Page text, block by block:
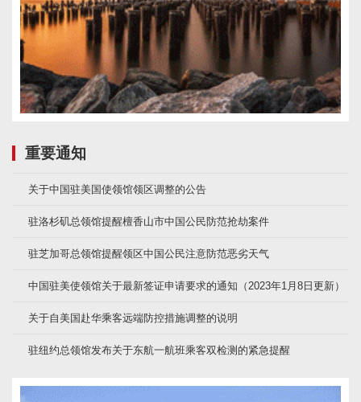
重要通知
关于中国驻美国使领馆领区调整的公告
驻洛杉矶总领馆提醒檀香山市中国公民防范抢劫案件
驻芝加哥总领馆提醒领区中国公民注意防范恶劣天气
中国驻美使领馆关于最新签证申请要求的通知（2023年1月8日更新）
关于自美国赴华乘客远端防控措施调整的说明
驻纽约总领馆发布关于东航一航班乘客双检测的紧急提醒